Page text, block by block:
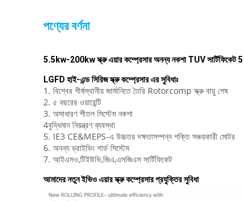
পণ্যের বর্ণনা
5.5kw-200kw স্ক্রু এয়ার কম্প্রেসার অনন্য নকশা TUV সার্টিফিকেট 5
LGFD হাই-এন্ড সিরিজ স্ক্রু কম্প্রেসার এর সুবিধাঃ
1. বিশ্বের শীর্ষস্থানীয় জার্মানিতে তৈরি Rotorcomp স্ক্রু বায়ু শেষ
2. ৫ বছরের ওয়ারেন্টি
3. অসাধারণ শীতল সিস্টেম নকশা
4বুদ্ধিমান নিয়ন্ত্রণ ব্যবস্থা
5. IE3 CE&MEPS-এ উচ্চতর দক্ষতাসম্পন্ন শক্তি সঞ্চয়কারী মোটর
6. অনন্য ড্রাইভিং গার্ড সিস্টেম
7. আইএসও,টিইউভি,জিএ,এসজিএস সার্টিফিকেট
আমাদের নতুন ইভিও এয়ার স্ক্রু কম্প্রেসার প্রযুক্তির সুবিধা